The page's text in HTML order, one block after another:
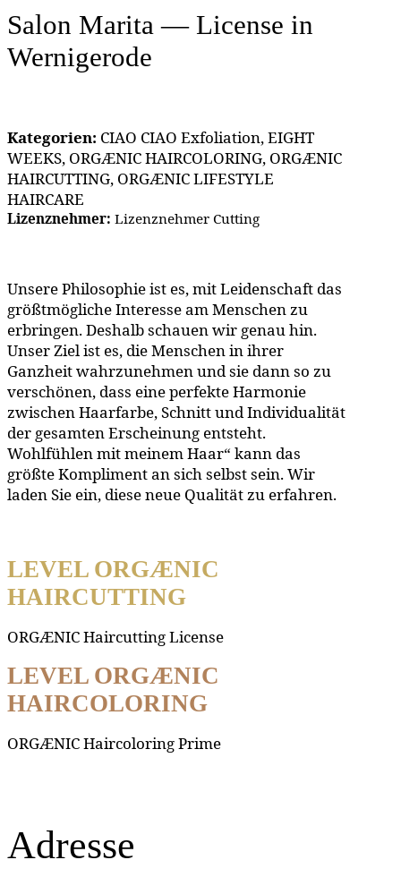
Salon Marita — License in
Wernigerode
Kategorien: CIAO CIAO Exfoliation, EIGHT
WEEKS, ORGÆNIC HAIRCOLORING, ORGÆNIC
HAIRCUTTING, ORGÆNIC LIFESTYLE
HAIRCARE
Lizenznehmer: Lizenznehmer Cutting
Unsere Philosophie ist es, mit Leidenschaft das
größtmögliche Interesse am Menschen zu
erbringen. Deshalb schauen wir genau hin.
Unser Ziel ist es, die Menschen in ihrer
Ganzheit wahrzunehmen und sie dann so zu
verschönen, dass eine perfekte Harmonie
zwischen Haarfarbe, Schnitt und Individualität
der gesamten Erscheinung entsteht.
Wohlfühlen mit meinem Haar“ kann das
größte Kompliment an sich selbst sein. Wir
laden Sie ein, diese neue Qualität zu erfahren.
LEVEL ORGÆNIC
HAIRCUTTING
ORGÆNIC Haircutting License
LEVEL ORGÆNIC
HAIRCOLORING
ORGÆNIC Haircoloring Prime
Adresse